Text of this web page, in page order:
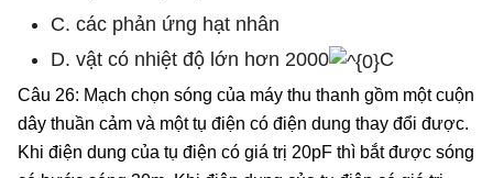
C. các phản ứng hạt nhân
D. vật có nhiệt độ lớn hơn 2000
C
Câu 26: Mạch chọn sóng của máy thu thanh gồm một cuộn
dây thuần cảm và một tụ điện có điện dung thay đổi được.
Khi điện dung của tụ điện có giá trị 20pF thì bắt được sóng